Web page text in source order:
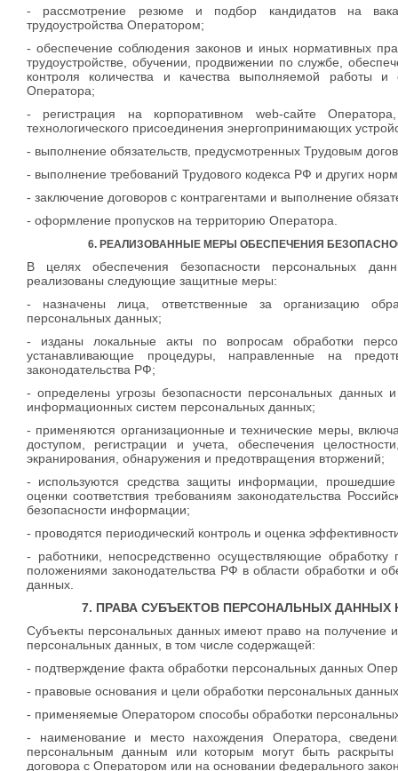
- рассмотрение резюме и подбор кандидатов на
трудоустройства Оператором;
- обеспечение соблюдения законов и иных нормативных
трудоустройстве, обучении, продвижении по службе,
контроля количества и качества выполняемой работы и
Оператора;
- регистрация на корпоративном web-сайте
технологического присоединения энергопринимающих
- выполнение обязательств, предусмотренных Трудовым
- выполнение требований Трудового кодекса РФ и других
- заключение договоров с контрагентами и выполнение
- оформление пропусков на территорию Оператора.
6. РЕАЛИЗОВАННЫЕ МЕРЫ ОБЕСПЕЧЕНИЯ
В целях обеспечения безопасности персональных
реализованы следующие защитные меры:
- назначены лица, ответственные за организацию
персональных данных;
- изданы локальные акты по вопросам обработки
устанавливающие процедуры, направленные на
законодательства РФ;
- определены угрозы безопасности персональных данных
информационных систем персональных данных;
- применяются организационные и технические меры,
доступом, регистрации и учета, обеспечения
экранирования, обнаружения и предотвращения вторжений;
- используются средства защиты информации,
оценки соответствия требованиям законодательства
безопасности информации;
- проводятся периодический контроль и оценка
- работники, непосредственно осуществляющие
положениями законодательства РФ в области обработки и
данных.
7. ПРАВА СУБЪЕКТОВ ПЕРСОНАЛЬНЫХ
Субъекты персональных данных имеют право на получение
персональных данных, в том числе содержащей:
- подтверждение факта обработки персональных данных
- правовые основания и цели обработки персональных
- применяемые Оператором способы обработки
- наименование и место нахождения Оператора,
персональным данным или которым могут быть
договора с Оператором или на основании федерального